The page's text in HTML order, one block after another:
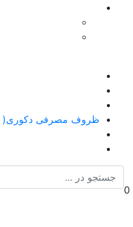
ظروف مصرفی دکوری(
0